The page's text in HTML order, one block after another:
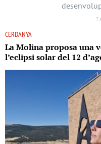
7
CERDANYA
La Molina proposa una
l’eclipsi solar del 12